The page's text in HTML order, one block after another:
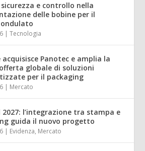
sicurezza e controllo nella
delle bobine per il
|Tecnologia
acquisisce Panotec e amplia la
globale di soluzioni
per il packaging
| Mercato
2027: l’integrazione tra stampa e
guida il nuovo progetto
| Evidenza, Mercato